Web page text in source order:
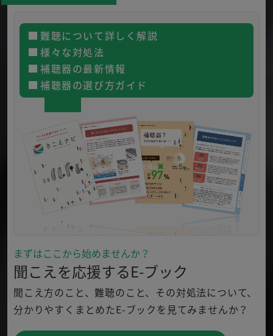
まずはここから始めませんか？
聞こえを応援するE-ブック
聞こえ方のこと、難聴のこと、その対処法について、
分かりやすくまとめたE-ブックを見てみませんか？
難聴について詳しく解説
様々な対処法
補聴器の最新情報
補聴器の選び方ガイド